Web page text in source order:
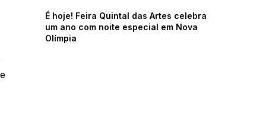
É hoje! Feira Quintal das Artes celebra
um ano com noite especial em Nova
Olímpia